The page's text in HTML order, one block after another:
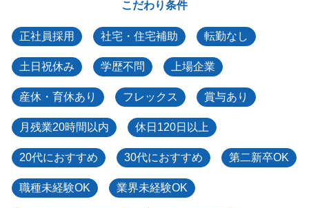
こだわり条件
正社員採用 社宅・住宅補助 転勤なし
土日祝休み 学歴不問 上場企業
産休・育休あり フレックス 賞与あり
月残業20時間以内 休日120日以上
20代におすすめ 30代におすすめ 第二新卒OK
職種未経験OK 業界未経験OK